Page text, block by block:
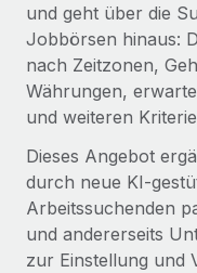
Gründung von
Schnelle,
Niederlassungen
Mobilität und
Mühelose
Benefits
Mühelose
Strategische
Reverse Tech
Management und
Reverse Tech auf
Mehr erfahren
Contractor
Steuern
Den Blog erkunden
BLOG
Neues zu
Gusto und Zero
Plus
und geht über die
Jobbörsen hinaus:
nach Zeitzonen,
Währungen,
und weiteren
Dieses Angebot
durch neue KI-
Arbeitssuchenden
und andererseits
zur Einstellung und